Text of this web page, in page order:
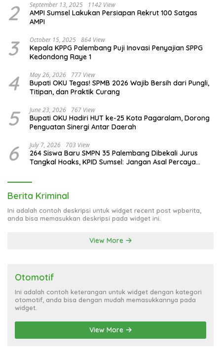
2 September 13, 2025 1142 View
AMPI Sumsel Lakukan Persiapan Rekrut 100 Satgas
AMPI
3 October 15, 2025 864 View
Kepala KPPG Palembang Puji Inovasi Penyajian SPPG
Kedondong Raye 1
4 May 26, 2026 777 View
Bupati OKU Tegas! SPMB 2026 Wajib Bersih dari Pungli,
Titipan, dan Praktik Curang
5 June 23, 2026 767 View
Bupati OKU Hadiri HUT ke-25 Kota Pagaralam, Dorong
Penguatan Sinergi Antar Daerah
6 July 7, 2026 703 View
264 Siswa Baru SMPN 35 Palembang Dibekali Jurus
Tangkal Hoaks, KPID Sumsel: Jangan Asal Percaya
Berita Kriminal
Ini adalah contoh deskripsi untuk widget recent post wpberita,
anda bisa memasukkan deskripsi pada widget ini.
View More
Otomotif
Ini adalah contoh keterangan untuk widget dengan kategori
otomotif, anda bisa dengan mudah memasukkannya pada
widget.
View More